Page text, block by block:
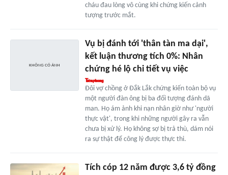
cháu đau lòng vô cùng khi chứng kiến cảnh
tượng trước mắt.
Vụ bị đánh tới 'thân tàn ma dại',
kết luận thương tích 0%: Nhân
chứng hé lộ chi tiết vụ việc
Đôi vợ chồng ở Đắk Lắk chứng kiến toàn bộ vụ
một người đàn ông bị ba đối tượng đánh dã
man. Họ ám ảnh khi nạn nhân giờ như 'người
thực vật', trong khi những người gây ra vẫn
chưa bị xử lý. Họ không sợ bị trả thù, dám nói
ra sự thật để công lý được thực thi.
Tích cóp 12 năm được 3,6 tỷ đồng